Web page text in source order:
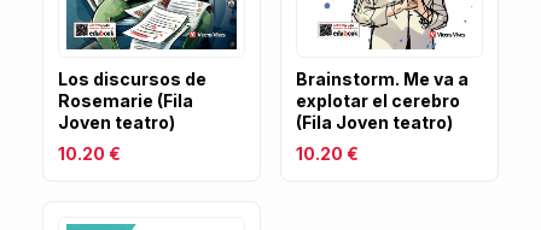
Los discursos de
Rosemarie (Fila
Joven teatro)
10.20 €
Brainstorm. Me va a
explotar el cerebro
(Fila Joven teatro)
10.20 €